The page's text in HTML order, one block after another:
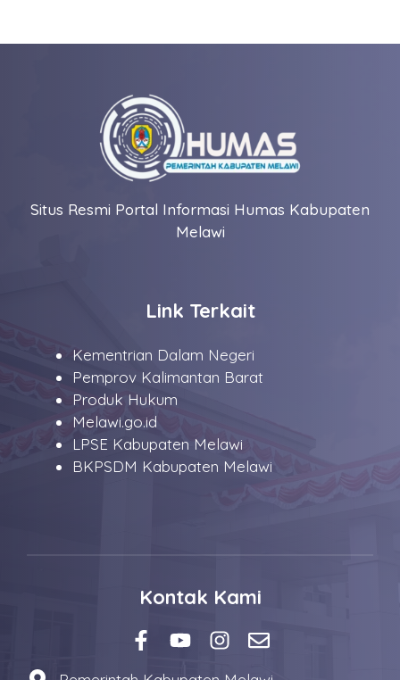
Situs Resmi Portal Informasi Humas Kabupaten
Melawi
Link Terkait
Kementrian Dalam Negeri
Pemprov Kalimantan Barat
Produk Hukum
Melawi.go.id
LPSE Kabupaten Melawi
BKPSDM Kabupaten Melawi
Kontak Kami